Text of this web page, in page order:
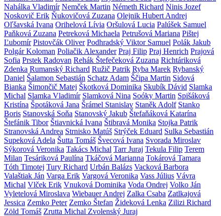
Nahálka Vladimír Nemček Martin Németh Richard Ninis Jozef
Noskovič Erik Ňukovičová Zuzana Olejnik Hubert Andrej
Oľšavská Ivana Orihelová Lívia Oršulová Lucia Palúšek Samuel
Paňková Zuzana Petreková Michaela Petrušová Mariana Pištej
Ľubomír Pistovčák Oliver Podhradský Viktor Samuel Polák Jakub
Polgár Koloman Poliačik Alexander Praj Filip Praj Henrich Prajová
Sofia Prstek Radovan Rehák Štefečeková Zuzana Richtáriková
Zdenka Rumanský Richard Ružič Patrik Ryba Marek Rybanský
Daniel Šalamon Sebastián Schatz Adam Ščipa Martin Sidová
Bianka Šimončič Matej Škotková Dominika Skubík Dávid Slamka
Michal Slamka Vladimír Slamková Nina Soóky Martin Spišáková
Kristína Špotáková Jana Šrámel Stanislav Staněk Adolf Stanko
Boris Stanovská Soňa Stanovský Jakub Štefaňáková Katarína
Štefánik Tibor Štiavnická Ivana Štibravá Monika Stojka Patrik
Stranovská Andrea Strnisko Matúš Strýček Eduard Sulka Sebastián
Supeková Adela Šutta Tomáš Švecová Ivana Svorada Miroslav
Sýkorová Veronika Takács Michal Tarr Juraj Tekula Filip Terem
Milan Tesáriková Paulína Tkáčová Marianna Tokárová Tamara
Tóth Timotej Tury Richard Urbán Balázs Vacková Barbora
Valaštiak Ján Varga Erik Vargová Veronika Vass Július Vávra
Michal Vlček Erik Vnuková Dominika Voda Ondrej Volko Ján
Vyletelová Miroslava Wiebauer Andrej Zalka Csaba Zatlkajová
Jessica Zemko Peter Zemko Štefan Žideková Lenka Zilizi Richard
Zöld Tomáš Zrutta Michal Zvolenský Juraj